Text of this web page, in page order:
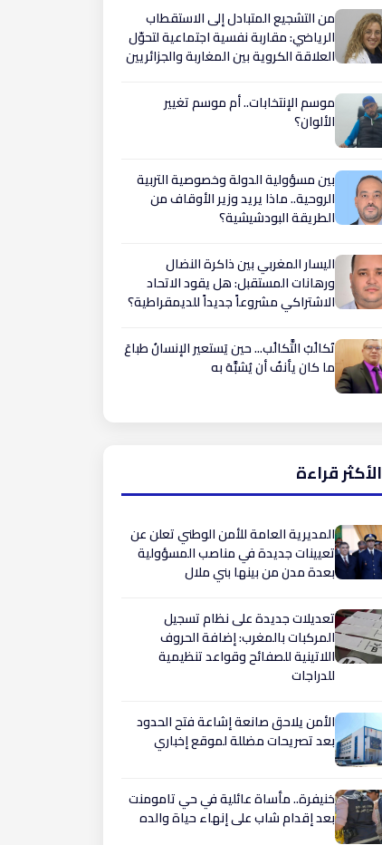
من التشجيع المتبادل إلى الاستقطاب
الرياضي: مقاربة نفسية اجتماعية لتحوّل
العلاقة الكروية بين المغاربة والجزائريين
موسم الإنتخابات.. أم موسم تغيير
الألوان؟
بين مسؤولية الدولة وخصوصية التربية
الروحية.. ماذا يريد وزير الأوقاف من
الطريقة البودشيشية؟
اليسار المغربي بين ذاكرة النضال
ورهانات المستقبل: هل يقود الاتحاد
الاشتراكي مشروعاً جديداً للديمقراطية؟
تَكالُبُ التَّكالُب... حين يَستعير الإنسانُ طباعَ
ما كان يأنفُ أن يُشبَّهَ به
الأكثر قراءة
المديرية العامة للأمن الوطني تعلن عن
تعيينات جديدة في مناصب المسؤولية
بعدة مدن من بينها بني ملال
تعديلات جديدة على نظام تسجيل
المركبات بالمغرب: إضافة الحروف
اللاتينية للصفائح وقواعد تنظيمية
للدراجات
الأمن يلاحق صانعة إشاعة فتح الحدود
بعد تصريحات مضللة لموقع إخباري
​خنيفرة.. مأساة عائلية في حي تامومنت
بعد إقدام شاب على إنهاء حياة والده